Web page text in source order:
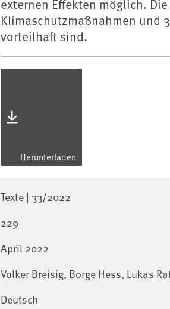
externen Effekten möglich.
Klimaschutzmaßnahmen und
vorteilhaft sind.
Herunterladen
Texte | 33/2022
229
April 2022
Volker Breisig, Borge Hess, Lukas
Deutsch